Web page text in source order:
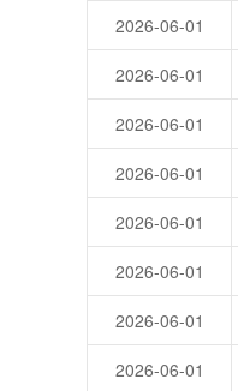
2026-06-01
2026-06-01
2026-06-01
2026-06-01
2026-06-01
2026-06-01
2026-06-01
2026-06-01